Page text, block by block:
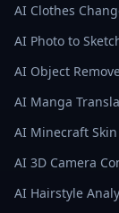
AI Clothes
AI Photo to
AI Object
AI Manga
AI Minecraft
AI 3D Camera
AI Hairstyle